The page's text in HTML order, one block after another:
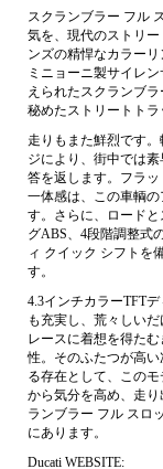
スクランブラー フル
気を、現代のストリ
ンズの精悍なカラー
ミニョーニ製サイレ
えられたスクランブ
秘めたストリートトラ
走りもまた鮮烈です
ジにより、街中では
答を返します。フラ
一体感は、この車輌
す。さらに、ロード
グABS、4段階調整式
ィ クイック シフトを
す。
4.3インチカラーTFT
も充実し、荒々しい
レースに着想を得た
性。そのふたつが高
る存在として、この
から気分を高め、走
ランブラー フル スロ
にあります。
Ducati WEBSITE: